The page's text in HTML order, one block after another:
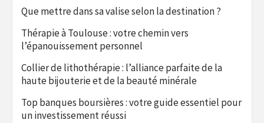
Que mettre dans sa valise selon la destination ?
Thérapie à Toulouse : votre chemin vers
l’épanouissement personnel
Collier de lithothérapie : l’alliance parfaite de la
haute bijouterie et de la beauté minérale
Top banques boursières : votre guide essentiel pour
un investissement réussi